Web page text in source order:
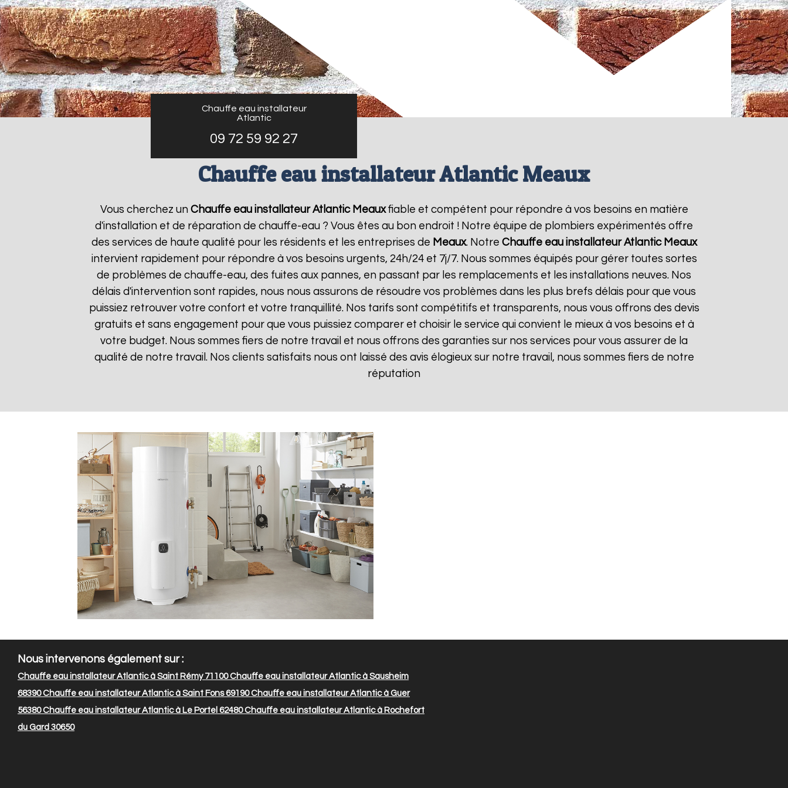
Chauffe eau installateur
Atlantic
09 72 59 92 27
Chauffe eau installateur Atlantic Meaux
Vous cherchez un Chauffe eau installateur Atlantic Meauxfiable et compétent pour répondre à vos besoins en matière
d'installation et de réparation de chauffe-eau ? Vous êtes au bon endroit ! Notre équipe de plombiers expérimentés offre
des services de haute qualité pour les résidents et les entreprises de Meaux. Notre Chauffe eau installateur Atlantic Meaux
intervient rapidement pour répondre à vos besoins urgents, 24h/24 et 7j/7. Nous sommes équipés pour gérer toutes sortes
de problèmes de chauffe-eau, des fuites aux pannes, en passant par les remplacements et les installations neuves. Nos
délais d'intervention sont rapides, nous nous assurons de résoudre vos problèmes dans les plus brefs délais pour que vous
puissiez retrouver votre confort et votre tranquillité. Nos tarifs sont compétitifs et transparents, nous vous offrons des devis
gratuits et sans engagement pour que vous puissiez comparer et choisir le service qui convient le mieux à vos besoins et à
votre budget. Nous sommes fiers de notre travail et nous offrons des garanties sur nos services pour vous assurer de la
qualité de notre travail. Nos clients satisfaits nous ont laissé des avis élogieux sur notre travail, nous sommes fiers de notre
réputation
Nous intervenons également sur :
Chauffe eau installateur Atlantic à Saint Rémy 71100Chauffe eau installateur Atlantic à Sausheim
68390Chauffe eau installateur Atlantic à Saint Fons 69190Chauffe eau installateur Atlantic à Guer
56380Chauffe eau installateur Atlantic à Le Portel 62480Chauffe eau installateur Atlantic à Rochefort
du Gard 30650